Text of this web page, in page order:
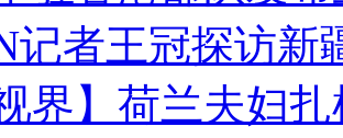
记者王冠探访新
界】荷兰夫妇